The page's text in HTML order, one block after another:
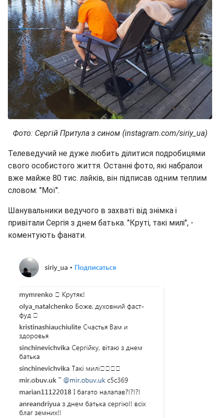
Фото: Сергій Притула з сином (instagram.com/siriy_ua)
Телеведучий не дуже любить ділитися подробицями
свого особистого життя. Останні фото, які набралои
вже майже 80 тис. лайків, він підписав одним теплим
словом: "Мої".
Шанувальники ведучого в захваті від знімка і
привітали Сергія з днем батька. "Круті, такі милі", -
коментують фанати.